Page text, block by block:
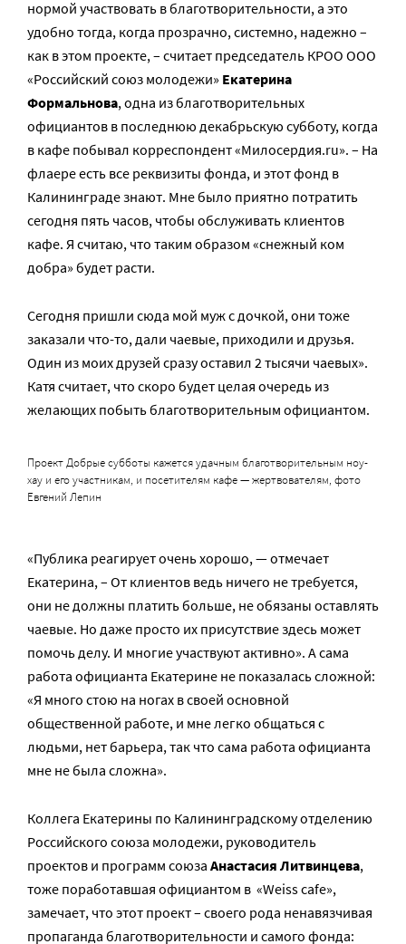
нормой участвовать в благотворительности, а это
удобно тогда, когда прозрачно, системно, надежно –
как в этом проекте, – считает председатель КРОО ООО
«Российский союз молодежи» Екатерина
Формальнова, одна из благотворительных
официантов в последнюю декабрьскую субботу, когда
в кафе побывал корреспондент «Милосердия.ru». – На
флаере есть все реквизиты фонда, и этот фонд в
Калининграде знают. Мне было приятно потратить
сегодня пять часов, чтобы обслуживать клиентов
кафе. Я считаю, что таким образом «снежный ком
добра» будет расти.
Сегодня пришли сюда мой муж с дочкой, они тоже
заказали что-то, дали чаевые, приходили и друзья.
Один из моих друзей сразу оставил 2 тысячи чаевых».
Катя считает, что скоро будет целая очередь из
желающих побыть благотворительным официантом.
Проект Добрые субботы кажется удачным благотворительным ноу-
хау и его участникам, и посетителям кафе — жертвователям, фото
Евгений Лепин
«Публика реагирует очень хорошо, — отмечает
Екатерина, – От клиентов ведь ничего не требуется,
они не должны платить больше, не обязаны оставлять
чаевые. Но даже просто их присутствие здесь может
помочь делу. И многие участвуют активно». А сама
работа официанта Екатерине не показалась сложной:
«Я много стою на ногах в своей основной
общественной работе, и мне легко общаться с
людьми, нет барьера, так что сама работа официанта
мне не была сложна».
Коллега Екатерины по Калининградскому отделению
Российского союза молодежи, руководитель
проектов и программ союза Анастасия Литвинцева,
тоже поработавшая официантом в «Weiss cafe»,
замечает, что этот проект – своего рода ненавязчивая
пропаганда благотворительности и самого фонда: